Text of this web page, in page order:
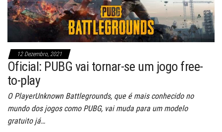
12 Dezembro, 2021
Oficial: PUBG vai tornar-se um jogo free-
to-play
O PlayerUnknown Battlegrounds, que é mais conhecido no
mundo dos jogos como PUBG, vai muda para um modelo
gratuito já…